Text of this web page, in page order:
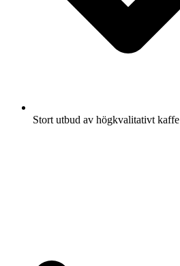
Stort utbud av högkvalitativt kaffe